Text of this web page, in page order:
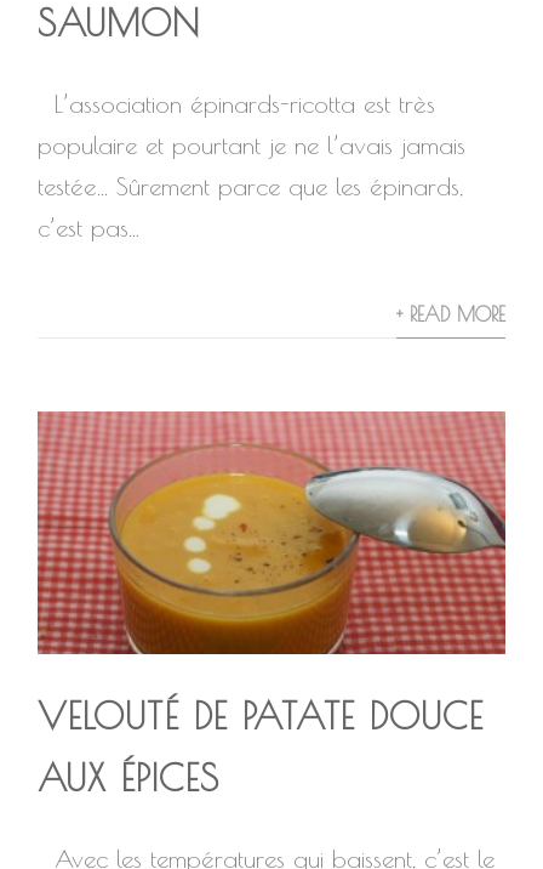
SAUMON
L’association épinards-ricotta est très
populaire et pourtant je ne l’avais jamais
testée… Sûrement parce que les épinards,
c’est pas...
+ READ MORE
VELOUTÉ DE PATATE DOUCE
AUX ÉPICES
Avec les températures qui baissent, c’est le